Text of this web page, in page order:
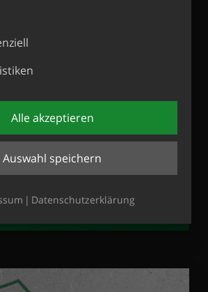
Ehinger
Alle akzeptieren
Auswahl speichern
Datenschutzerklärung